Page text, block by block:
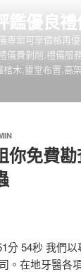
鑑優良禮
專案可享價格再
儀費剝削,禮儀服
木,靈堂布置,高
你免費
分 54秒 我們以
。在地牙醫各